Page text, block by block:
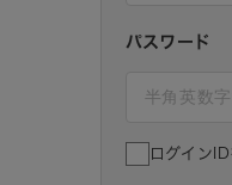
パスワード
ログイン